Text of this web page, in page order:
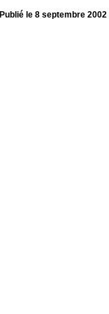
Publié le8 septembre 2002